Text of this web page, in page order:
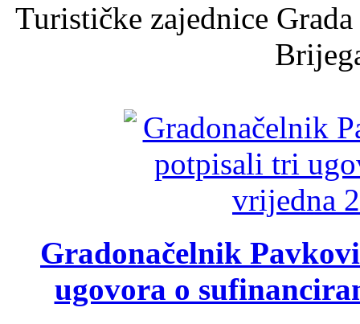
Turističke zajednice
Gradonačelnik
ugovora o